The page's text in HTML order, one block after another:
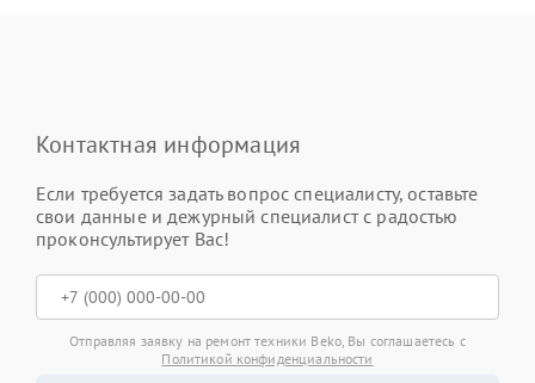
Контактная информация
Если требуется задать вопрос специалисту, оставьте
свои данные и дежурный специалист с радостью
проконсультирует Вас!
Отправляя заявку на ремонт техники Beko, Вы соглашаетесь с
Политикой конфиденциальности